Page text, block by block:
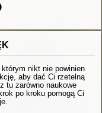
nikt nie powinien
aby dać Ci rzetelną
tu zarówno naukowe
po kroku pomogą Ci